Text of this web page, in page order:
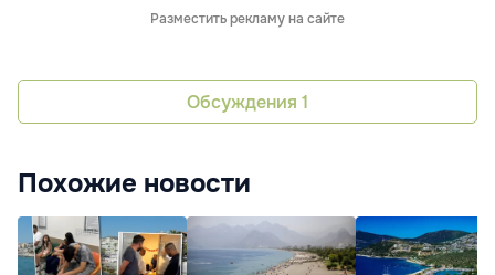
Разместить рекламу на сайте
Обсуждения 1
Похожие новости